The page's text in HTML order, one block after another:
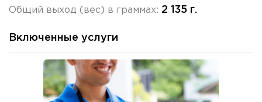
Общий выход (вес) в граммах: 2 135 г.
Включенные услуги